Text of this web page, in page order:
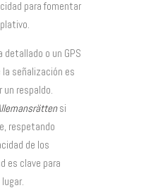
para fomentar
detallado o un GPS
señalización es
respaldo.
si
respetando
de los
es clave para